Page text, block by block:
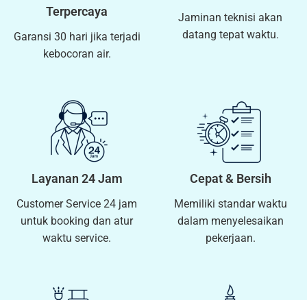
Terpercaya
Garansi 30 hari jika terjadi
kebocoran air.
Jaminan teknisi akan
datang tepat waktu.
Layanan 24 Jam
Customer Service 24 jam
untuk booking dan atur
waktu service.
Cepat & Bersih
Memiliki standar waktu
dalam menyelesaikan
pekerjaan.